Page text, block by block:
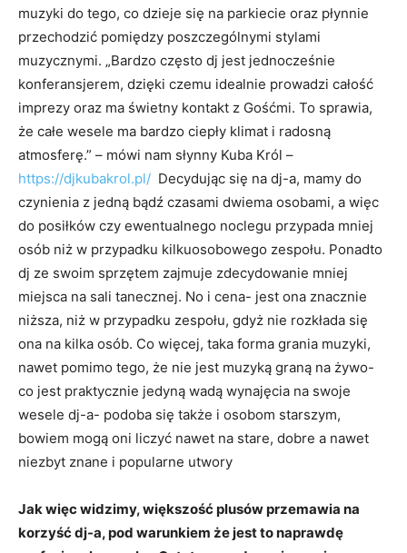
muzyki do tego, co dzieje się na parkiecie oraz płynnie
przechodzić pomiędzy poszczególnymi stylami
muzycznymi. „Bardzo często dj jest jednocześnie
konferansjerem, dzięki czemu idealnie prowadzi całość
imprezy oraz ma świetny kontakt z Gośćmi. To sprawia,
że całe wesele ma bardzo ciepły klimat i radosną
atmosferę.” – mówi nam słynny Kuba Król –
https://djkubakrol.pl/ Decydując się na dj-a, mamy do
czynienia z jedną bądź czasami dwiema osobami, a więc
do posiłków czy ewentualnego noclegu przypada mniej
osób niż w przypadku kilkuosobowego zespołu. Ponadto
dj ze swoim sprzętem zajmuje zdecydowanie mniej
miejsca na sali tanecznej. No i cena- jest ona znacznie
niższa, niż w przypadku zespołu, gdyż nie rozkłada się
ona na kilka osób. Co więcej, taka forma grania muzyki,
nawet pomimo tego, że nie jest muzyką graną na żywo-
co jest praktycznie jedyną wadą wynajęcia na swoje
wesele dj-a- podoba się także i osobom starszym,
bowiem mogą oni liczyć nawet na stare, dobre a nawet
niezbyt znane i popularne utwory
Jak więc widzimy, większość plusów przemawia na
korzyść dj-a, pod warunkiem że jest to naprawdę